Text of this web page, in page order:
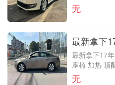
无
最新拿下
表 翻毛皮
最新拿下17
座椅 加热 顶
无